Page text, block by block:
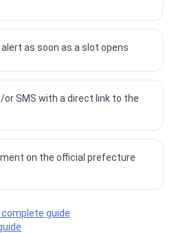
as soon as a slot opens
or SMS with a direct link to the
on the official prefecture
complete guide